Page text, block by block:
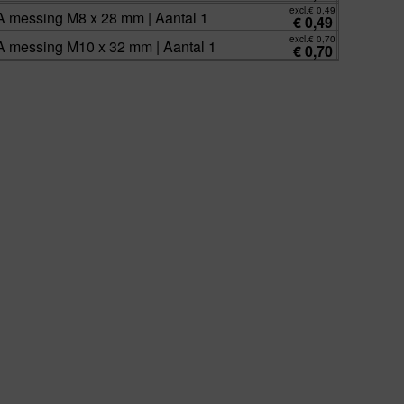
M8 x 28 mm | Aantal 1 excl.€ 0,49
€0,49
M10 x 32 mm | Aantal 1 excl.€ 0,70
€0,70